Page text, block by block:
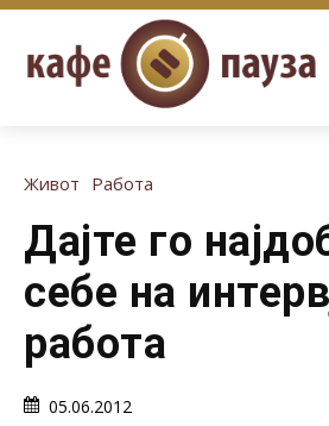
Живот Работа
Дајте го
себе на
работа
05.06.2012